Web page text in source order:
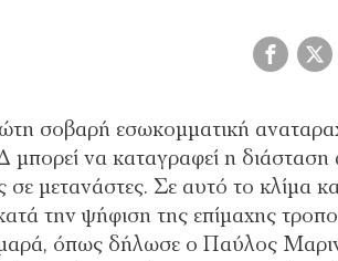
σοβαρή εσωκομματική
μπορεί να καταγραφεί η
σε μετανάστες. Σε αυτό το κλίμα
την ψήφιση της επίμαχης
όπως δήλωσε ο Παύλος